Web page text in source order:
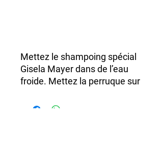
Mettez le shampoing spécial
Gisela Mayer dans de l’eau
froide. Mettez la perruque sur
avec précaution, sans la